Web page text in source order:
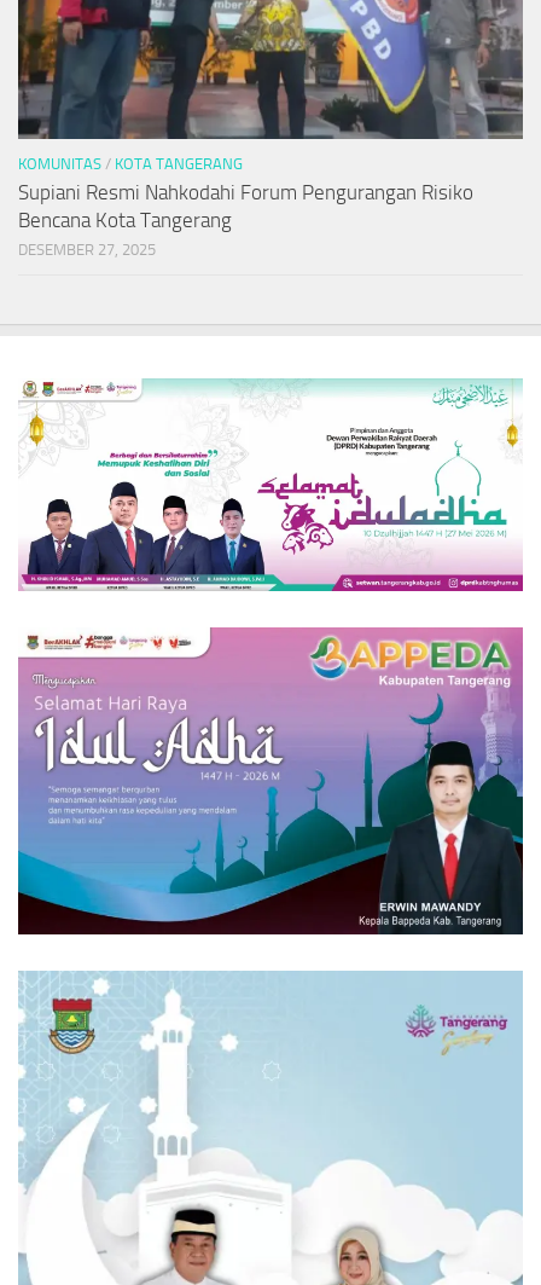
KOMUNITAS / KOTA TANGERANG
Supiani Resmi Nahkodahi Forum Pengurangan Risiko
Bencana Kota Tangerang
DESEMBER 27, 2025